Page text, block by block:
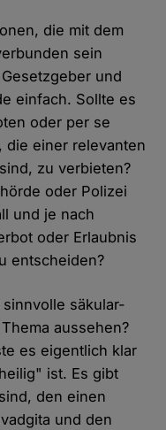
die mit dem
sein
und
einfach. Sollte es
oder per se
die einer relevanten
zu verbieten?
oder Polizei
und je nach
oder Erlaubnis
entscheiden?
säkular-
aussehen?
es eigentlich klar
ist. Es gibt
den einen
und den